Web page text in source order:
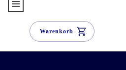
Warenkorb